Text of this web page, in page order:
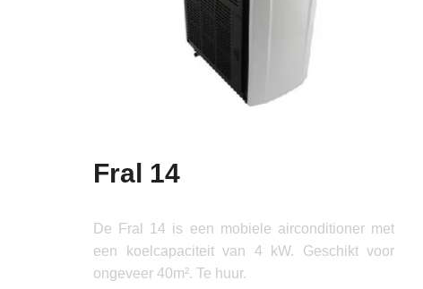
Fral 14
De Fral 14 is een mobiele airconditioner met
een koelcapaciteit van 4 kW. Geschikt voor
ongeveer 40m². Te huur.